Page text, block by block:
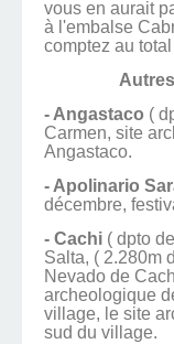
vous en aurait
à l'embalse
comptez au
- Angastaco (
Carmen, site
Angastaco.
- Apolinario
décembre,
- Cachi ( dpto
Salta, ( 2.280m
Nevado de
archeologique
village, le site
sud du village.